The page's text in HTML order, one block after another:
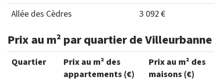
Allée des Cèdres
3 092 €
Prix au m² par quartier de Villeurbanne
Quartier
Prix au m² des
appartements (€)
Prix au m² des
maisons (€)